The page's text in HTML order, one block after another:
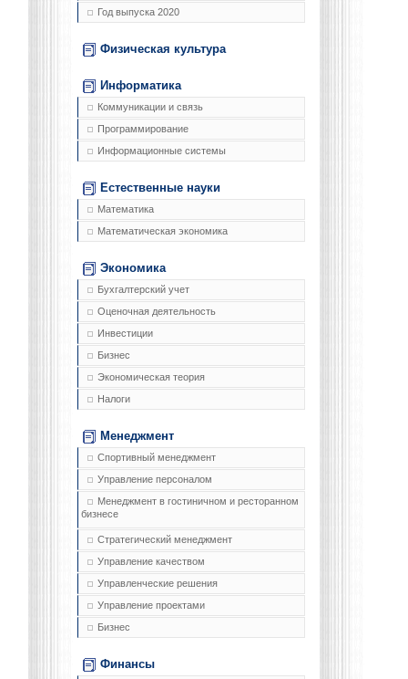
Год выпуска 2020
Физическая культура
Информатика
Коммуникации и связь
Программирование
Информационные системы
Естественные науки
Математика
Математическая экономика
Экономика
Бухгалтерский учет
Оценочная деятельность
Инвестиции
Бизнес
Экономическая теория
Налоги
Менеджмент
Спортивный менеджмент
Управление персоналом
Менеджмент в гостиничном и ресторанном
бизнесе
Стратегический менеджмент
Управление качеством
Управленческие решения
Управление проектами
Бизнес
Финансы